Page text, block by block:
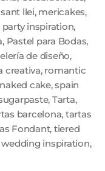
llei, mericakes,
party inspiration,
, Pastel para Bodas,
de diseño,
creativa, romantic
cake,spain
, Tarta,
barcelona, tartas
Fondant, tiered
wedding inspiration,